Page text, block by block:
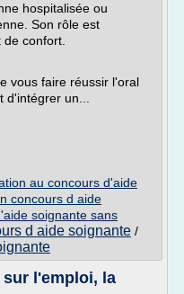
hospitalisée ou
Son rôle est
confort.
vous faire réussir l'oral
un...
au concours d'aide
concours d aide
soignante sans
d aide soignante /
l'emploi, la